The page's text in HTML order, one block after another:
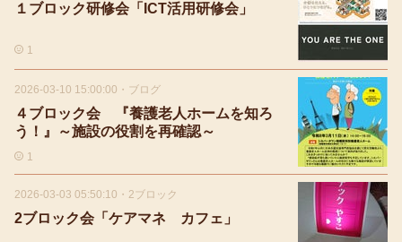
１ブロック研修会「ICT活用研修会」
1
2026-03-10 15:00:00 ・ ブログ
４ブロック会 『養護老人ホームを知ろ
う！』～施設の役割を再確認～
1
2026-03-03 05:50:10 ・ 2ブロック
2ブロック会「ケアマネ カフェ」